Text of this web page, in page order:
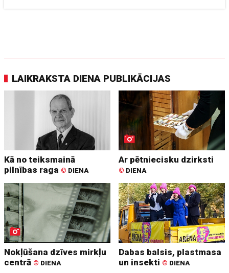
LAIKRAKSTA DIENA PUBLIKĀCIJAS
Kā no teiksmainā
pilnības raga © DIENA
Ar pētniecisku dzirksti
© DIENA
Nokļūšana dzīves mirkļu
centrā © DIENA
Dabas balsis, plastmasa
un insekti © DIENA